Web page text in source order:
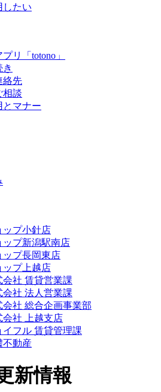
したい
リ「totono」
絡先
相談
とマナー
ップ小針店
ップ新潟駅南店
ップ長岡東店
ップ上越店
社 賃貸営業課
社 法人営業課
社 総合企画事業部
社 上越支店
フル 賃貸管理課
不動産
新情報